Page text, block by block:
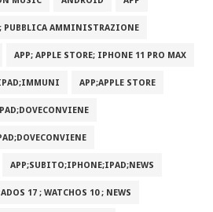
PUBBLICA AMMINISTRAZIONE
APP; APPLE STORE; IPHONE 11 PRO MAX
APP;APPLE STORE
APP;SUBITO;IPHONE;IPAD;NEWS
17 ; WATCHOS 10 ; NEWS